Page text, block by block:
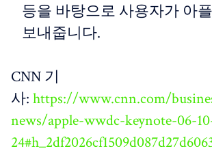
등을 바탕으로 사용자가 아
보내줍니다.
CNN 기
사: https://www.cnn.com/
news/apple-wwdc-keynote-06-